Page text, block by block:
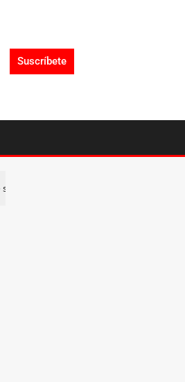
Suscríbete
comunidades